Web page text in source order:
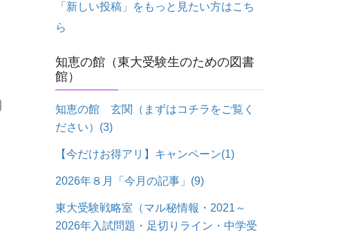
「新しい投稿」をもっと見たい方はこち
ら
知恵の館（東大受験生のための図書
館）
知恵の館 玄関（まずはコチラをご覧く
ださい） (3)
【今だけお得アリ】キャンペーン(1)
2026年８月「今月の記事」 (9)
東大受験戦略室（マル秘情報・2021～
2026年入試問題・足切りライン・中学受